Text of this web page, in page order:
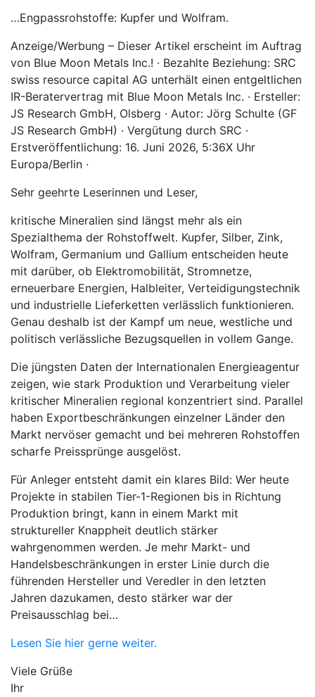
…Engpassrohstoffe: Kupfer und Wolfram.
Anzeige/Werbung – Dieser Artikel erscheint im Auftrag
von Blue Moon Metals Inc.! · Bezahlte Beziehung: SRC
swiss resource capital AG unterhält einen entgeltlichen
IR-Beratervertrag mit Blue Moon Metals Inc. · Ersteller:
JS Research GmbH, Olsberg · Autor: Jörg Schulte (GF
JS Research GmbH) · Vergütung durch SRC ·
Erstveröffentlichung: 16. Juni 2026, 5:36X Uhr
Europa/Berlin ·
Sehr geehrte Leserinnen und Leser,
kritische Mineralien sind längst mehr als ein
Spezialthema der Rohstoffwelt. Kupfer, Silber, Zink,
Wolfram, Germanium und Gallium entscheiden heute
mit darüber, ob Elektromobilität, Stromnetze,
erneuerbare Energien, Halbleiter, Verteidigungstechnik
und industrielle Lieferketten verlässlich funktionieren.
Genau deshalb ist der Kampf um neue, westliche und
politisch verlässliche Bezugsquellen in vollem Gange.
Die jüngsten Daten der Internationalen Energieagentur
zeigen, wie stark Produktion und Verarbeitung vieler
kritischer Mineralien regional konzentriert sind. Parallel
haben Exportbeschränkungen einzelner Länder den
Markt nervöser gemacht und bei mehreren Rohstoffen
scharfe Preissprünge ausgelöst.
Für Anleger entsteht damit ein klares Bild: Wer heute
Projekte in stabilen Tier-1-Regionen bis in Richtung
Produktion bringt, kann in einem Markt mit
struktureller Knappheit deutlich stärker
wahrgenommen werden. Je mehr Markt- und
Handelsbeschränkungen in erster Linie durch die
führenden Hersteller und Veredler in den letzten
Jahren dazukamen, desto stärker war der
Preisausschlag bei…
Lesen Sie hier gerne weiter.
Viele Grüße
Ihr